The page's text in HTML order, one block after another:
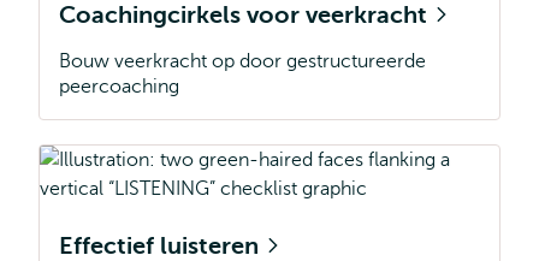
Coachingcirkels voor veerkracht
Bouw veerkracht op door gestructureerde
peercoaching
Effectief luisteren